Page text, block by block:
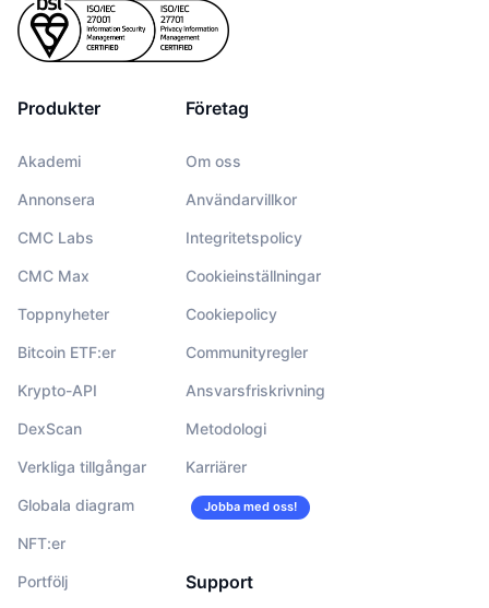
Produkter
Akademi
Annonsera
CMC Labs
CMC Max
Toppnyheter
Bitcoin ETF:er
Krypto-API
DexScan
Verkliga tillgångar
Globala diagram
NFT:er
Portfölj
Företag
Om oss
Användarvillkor
Integritetspolicy
Cookieinställningar
Cookiepolicy
Communityregler
Ansvarsfriskrivning
Metodologi
Karriärer
Jobba med oss!
Support